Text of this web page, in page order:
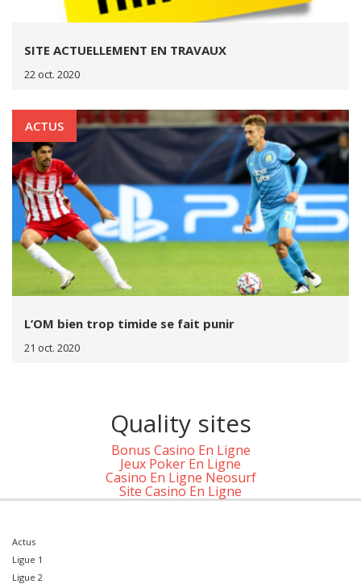
SITE ACTUELLEMENT EN TRAVAUX
22 oct. 2020
ACTUS
L’OM bien trop timide se fait punir
21 oct. 2020
Quality sites
Bonus Casino En Ligne
Jeux Poker En Ligne
Casino En Ligne Neosurf
Site Casino En Ligne
Actus
Ligue 1
Ligue 2